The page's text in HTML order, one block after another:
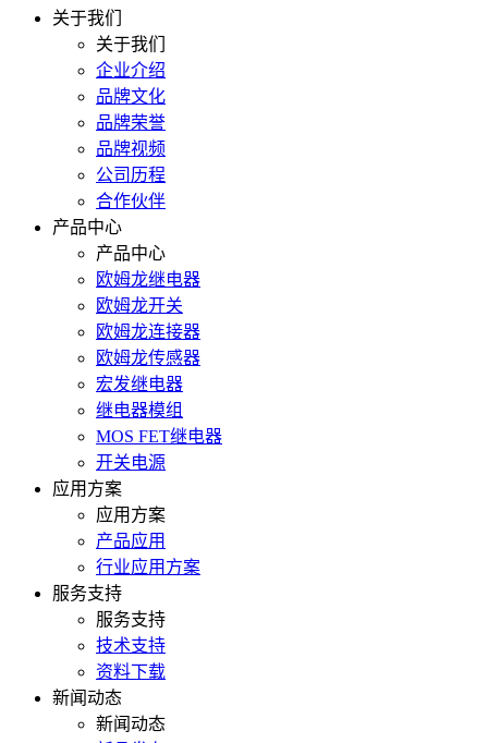
关于我们
关于我们
企业介绍
品牌文化
品牌荣誉
品牌视频
公司历程
合作伙伴
产品中心
产品中心
欧姆龙继电器
欧姆龙开关
欧姆龙连接器
欧姆龙传感器
宏发继电器
继电器模组
MOS FET继电器
开关电源
应用方案
应用方案
产品应用
行业应用方案
服务支持
服务支持
技术支持
资料下载
新闻动态
新闻动态